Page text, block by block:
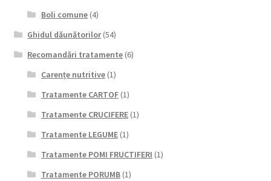
Boli comune(4)
Ghidul dăunătorilor(54)
Recomandări tratamente (6)
Carențe nutritive(1)
Tratamente CARTOF(1)
Tratamente CRUCIFERE(1)
Tratamente LEGUME(1)
Tratamente POMI FRUCTIFERI (1)
Tratamente PORUMB(1)